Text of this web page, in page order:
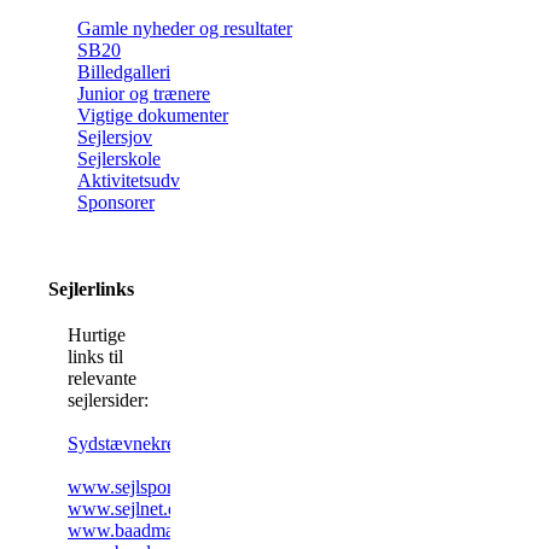
Gamle nyheder og resultater
SB20
Billedgalleri
Junior og trænere
Vigtige dokumenter
Sejlersjov
Sejlerskole
Aktivitetsudv
Sponsorer
Sejlerlinks
Hurtige
links til
relevante
sejlersider:
Sydstævnekredsen
www.sejlsport.dk
www.sejlnet.dk
www.baadmagasinet.dk